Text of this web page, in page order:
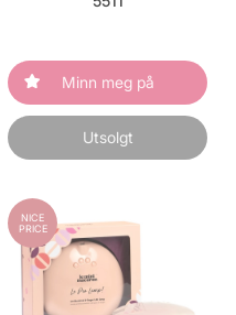
Minn meg på
Utsolgt
NICE
PRICE